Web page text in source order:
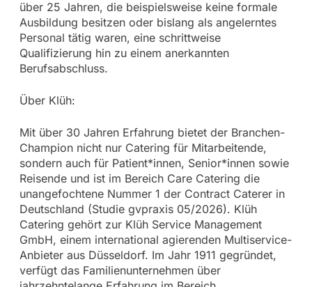
über 25 Jahren, die beispielsweise keine formale
Ausbildung besitzen oder bislang als angelerntes
Personal tätig waren, eine schrittweise
Qualifizierung hin zu einem anerkannten
Berufsabschluss.
Über Klüh:
Mit über 30 Jahren Erfahrung bietet der Branchen-
Champion nicht nur Catering für Mitarbeitende,
sondern auch für Patient*innen, Senior*innen sowie
Reisende und ist im Bereich Care Catering die
unangefochtene Nummer 1 der Contract Caterer in
Deutschland (Studie gvpraxis 05/2026). Klüh
Catering gehört zur Klüh Service Management
GmbH, einem international agierenden Multiservice-
Anbieter aus Düsseldorf. Im Jahr 1911 gegründet,
verfügt das Familienunternehmen über